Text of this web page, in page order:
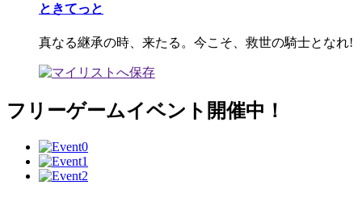
ときてっと
真なる継承の時、来たる。今こそ、救世の騎士となれ!
フリーゲームイベント開催中！